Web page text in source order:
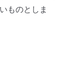
ものとしま